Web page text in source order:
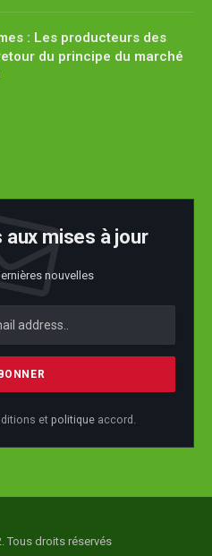
: Les producteurs des
du principe du marché
mises à jour
nouvelles
et politiqueaccord.
Tous droits réservés